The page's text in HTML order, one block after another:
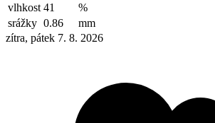
vlhkost 41
%
srážky 0.86
mm
zítra, pátek 7. 8. 2026